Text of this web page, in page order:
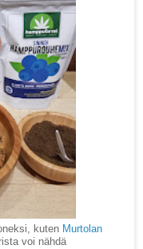
kuten Murtolan
voi nähdä